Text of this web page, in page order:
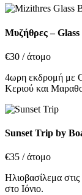
Μυζήθρες –
€30 / άτομο
4ωρη εκδρομή με
Κεριού και
Sunset Trip by
€35 / άτομο
Ηλιοβασίλεμα
στο Ιόνιο.